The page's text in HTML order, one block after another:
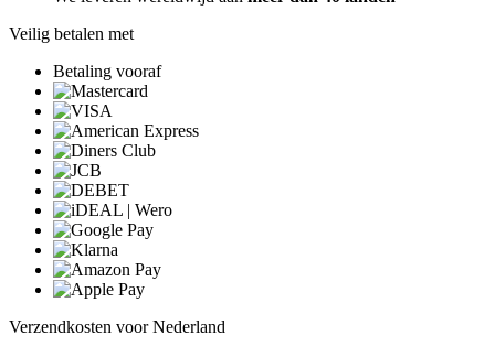
Veilig betalen met
Betaling vooraf
Verzendkosten voor Nederland